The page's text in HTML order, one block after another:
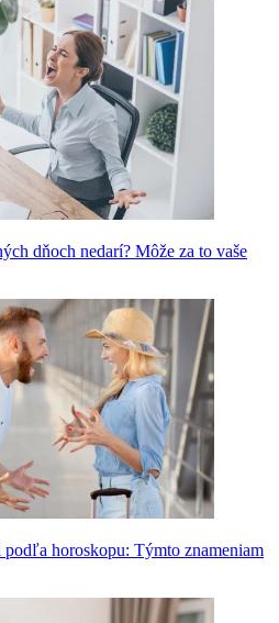
dňoch nedarí? Môže za to vaše
horoskopu: Týmto znameniam